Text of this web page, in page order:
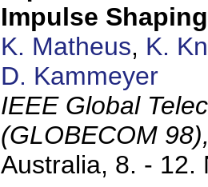
Impulse
K. Matheus, K.
D. Kammeyer
IEEE Global
(GLOBECOM
Australia, 8. - 12.